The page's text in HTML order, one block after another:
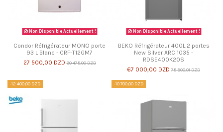
Non Disponible Actuellement !
Condor Réfrigérateur MONO porte
93 L Blanc - CRF-T12GM7
27 500,00 DZD 30 475,00 DZD
Non Disponible Actuellement !
BEKO Réfrigérateur 400L 2 portes
New Silver ARC 1035 -
RDSE400K20S
67 000,00 DZD 75 900,01 DZD
-12 400,00 DZD -10 700,00 DZD